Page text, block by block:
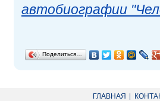
автобиографии
Поделиться…
ГЛАВНАЯ